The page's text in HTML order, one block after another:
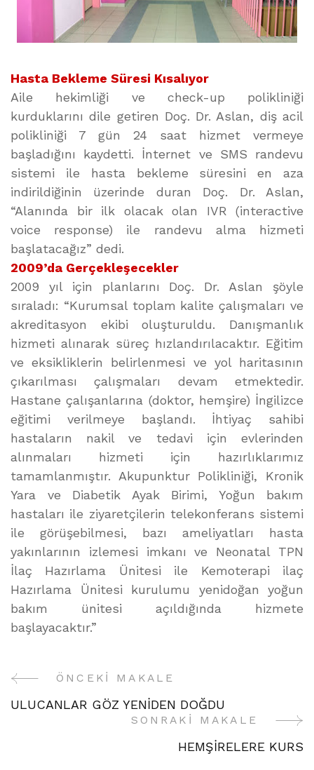
Hasta Bekleme Süresi Kısalıyor
Aile hekimliği ve check-up polikliniği
kurduklarını dile getiren Doç. Dr. Aslan, diş acil
polikliniği 7 gün 24 saat hizmet vermeye
başladığını kaydetti. İnternet ve SMS randevu
sistemi ile hasta bekleme süresini en aza
indirildiğinin üzerinde duran Doç. Dr. Aslan,
“Alanında bir ilk olacak olan IVR (interactive
voice response) ile randevu alma hizmeti
başlatacağız” dedi.
2009’da Gerçekleşecekler
2009 yıl için planlarını Doç. Dr. Aslan şöyle
sıraladı: “Kurumsal toplam kalite çalışmaları ve
akreditasyon ekibi oluşturuldu. Danışmanlık
hizmeti alınarak süreç hızlandırılacaktır. Eğitim
ve eksikliklerin belirlenmesi ve yol haritasının
çıkarılması çalışmaları devam etmektedir.
Hastane çalışanlarına (doktor, hemşire) İngilizce
eğitimi verilmeye başlandı. İhtiyaç sahibi
hastaların nakil ve tedavi için evlerinden
alınmaları hizmeti için hazırlıklarımız
tamamlanmıştır. Akupunktur Polikliniği, Kronik
Yara ve Diabetik Ayak Birimi, Yoğun bakım
hastaları ile ziyaretçilerin telekonferans sistemi
ile görüşebilmesi, bazı ameliyatları hasta
yakınlarının izlemesi imkanı ve Neonatal TPN
İlaç Hazırlama Ünitesi ile Kemoterapi ilaç
Hazırlama Ünitesi kurulumu yenidoğan yoğun
bakım ünitesi açıldığında hizmete
başlayacaktır.”
YazıÖNCEKI MAKALE
ULUCANLAR GÖZ YENİDEN DOĞDU
SONRAKI MAKALE
HEMŞİRELERE KURS